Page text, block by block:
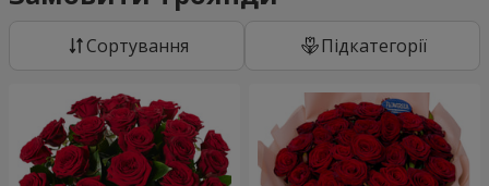
Сортування Підкатегорії